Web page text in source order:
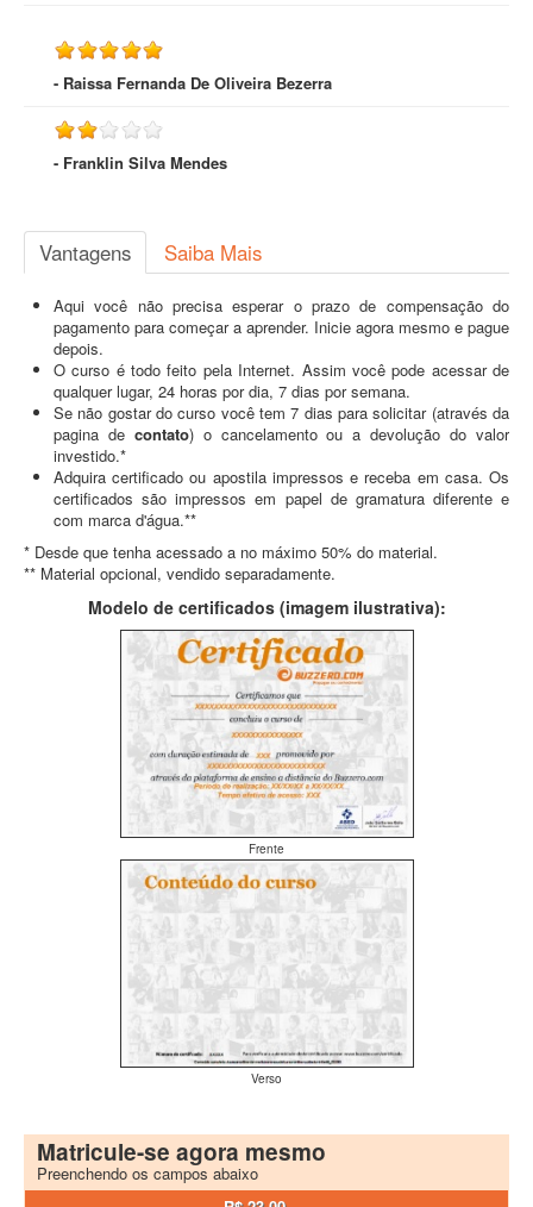
- Raissa Fernanda De Oliveira Bezerra
- Franklin Silva Mendes
Vantagens Saiba Mais
Aqui você não precisa esperar o prazo de compensação do
pagamento para começar a aprender. Inicie agora mesmo e pague
depois.
O curso é todo feito pela Internet. Assim você pode acessar de
qualquer lugar, 24 horas por dia, 7 dias por semana.
Se não gostar do curso você tem 7 dias para solicitar (através da
pagina de contato) o cancelamento ou a devolução do valor
investido.*
Adquira certificado ou apostila impressos e receba em casa. Os
certificados são impressos em papel de gramatura diferente e
com marca d'água.**
* Desde que tenha acessado a no máximo 50% do material.
** Material opcional, vendido separadamente.
Modelo de certificados (imagem ilustrativa):
Frente
Verso
Matricule-se agora mesmo
Preenchendo os campos abaixo